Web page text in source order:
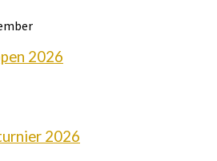
2026
2026